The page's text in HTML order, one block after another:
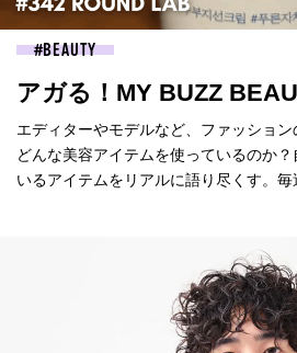
BEAUTY
アガる！MY BUZZ
エディターやモデルなど、ファッショ
どんな美容アイテムを使っているのか
いるアイテムをリアルに語り尽くす。毎